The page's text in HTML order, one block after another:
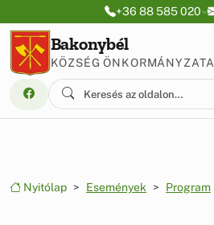
Ugrás a menüre
Ugrás a tartalomra+36 88 585 020
Bakonybél
KÖZSÉG ÖNKORMÁNYZATA
Nyitólap Események Program